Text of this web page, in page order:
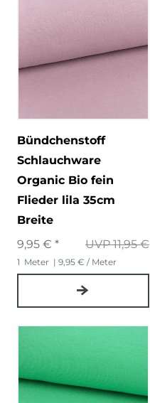
Bündchenstoff
Schlauchware
Organic Bio fein
Flieder lila 35cm
Breite
UVP 11,95 €
9,95 € *
1 Meter | 9,95 € / Meter